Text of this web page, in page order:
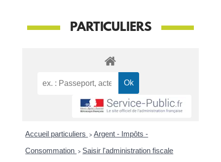
PARTICULIERS
Accueil particuliers > Argent - Impôts -
Consommation > Saisir l'administration fiscale